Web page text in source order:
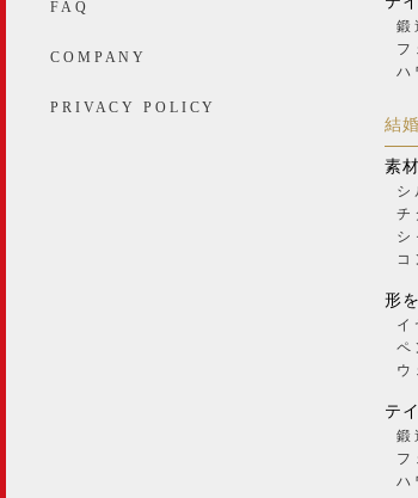
FAQ
COMPANY
PRIVACY POLICY
鍛
フ
ハ
結
素
シ
チ
シ
コ
形
イ
ペ
ウ
テ
鍛
フ
ハ